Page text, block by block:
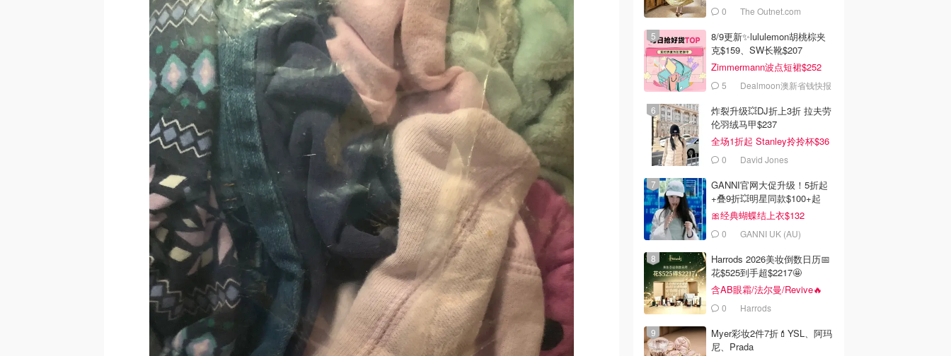
0 The Outnet.com
8/9更新✨lululemon胡桃棕夹
克$159、SW长靴$207
Zimmermann波点短裙$252
5 Dealmoon澳新省钱快报
炸裂升级💥DJ折上3折 拉夫劳
伦羽绒马甲$237
全场1折起 Stanley拎拎杯$36
0 David Jones
GANNI官网大促升级！5折起
+叠9折💥明星同款$100+起
🎀经典蝴蝶结上衣$132
0 GANNI UK (AU)
Harrods 2026美妆倒数日历📅
花$525到手超$2217🤩
含AB眼霜/法尔曼/Revive🔥
0 Harrods
Myer彩妆2件7折💄YSL、阿玛
尼、Prada